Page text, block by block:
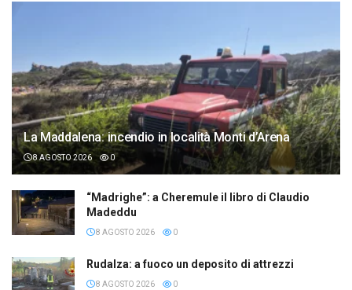
La Maddalena: incendio in località Monti d’Arena
8 AGOSTO 2026 0
“Madrighe”: a Cheremule il libro di Claudio
Madeddu
8 AGOSTO 2026 0
Rudalza: a fuoco un deposito di attrezzi
8 AGOSTO 2026 0